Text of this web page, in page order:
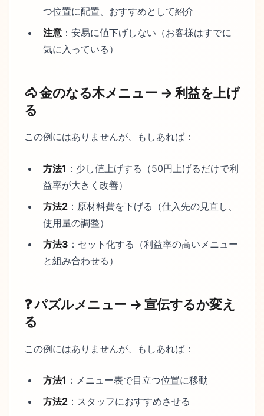
つ位置に配置、おすすめとして紹介
注意 ：安易に値下げしない（お客様はすでに
気に入っている）
🐴 金のなる木メニュー → 利益を上げ
る
この例にはありませんが、もしあれば：
方法1 ：少し値上げする（50円上げるだけで利
益率が大きく改善）
方法2 ：原材料費を下げる（仕入先の見直し、
使用量の調整）
方法3 ：セット化する（利益率の高いメニュー
と組み合わせる）
❓ パズルメニュー → 宣伝するか変え
る
この例にはありませんが、もしあれば：
方法1 ：メニュー表で目立つ位置に移動
方法2 ：スタッフにおすすめさせる